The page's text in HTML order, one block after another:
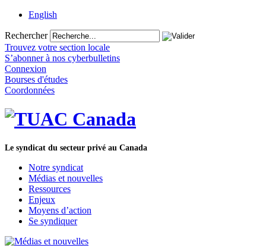
English
Rechercher
Trouvez votre section locale
S’abonner à nos cyberbulletins
Connexion
Bourses d'études
Coordonnées
Le syndicat du secteur privé au Canada
Notre syndicat
Médias et nouvelles
Ressources
Enjeux
Moyens d’action
Se syndiquer